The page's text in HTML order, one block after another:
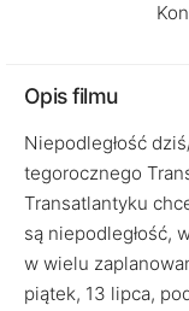
Opis filmu
Niepodległość
tegorocznego
Transatlantyku
są niepodległość,
w wielu
piątek, 13 lipca,